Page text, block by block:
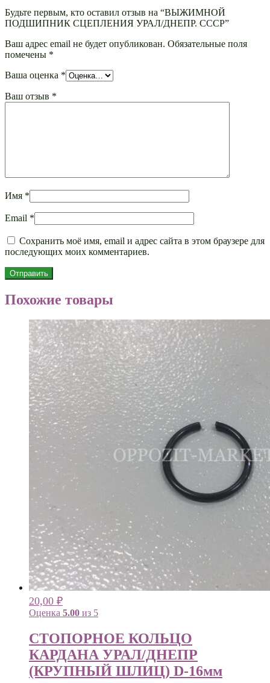
Будьте первым, кто оставил отзыв на “ВЫЖИМНОЙ
ПОДШИПНИК СЦЕПЛЕНИЯ УРАЛ/ДНЕПР. СССР”
Ваш адрес email не будет опубликован. Обязательные поля
помечены *
Ваша оценка *
Ваш отзыв *
Имя *
Email *
Сохранить моё имя, email и адрес сайта в этом браузере для
последующих моих комментариев.
Похожие товары
20,00 ₽
Оценка 5.00 из 5
СТОПОРНОЕ КОЛЬЦО
КАРДАНА УРАЛ/ДНЕПР
(КРУПНЫЙ ШЛИЦ) D-16мм